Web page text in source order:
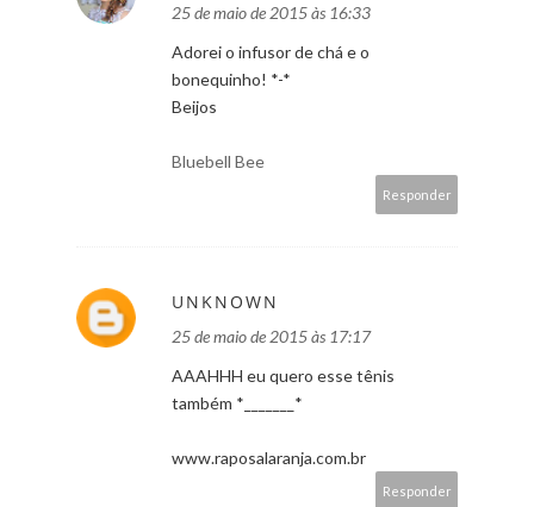
25 de maio de 2015 às 16:33
Adorei o infusor de chá e o
bonequinho! *-*
Beijos
Bluebell Bee
Responder
UNKNOWN
25 de maio de 2015 às 17:17
AAAHHH eu quero esse tênis
também *_______*
www.raposalaranja.com.br
Responder